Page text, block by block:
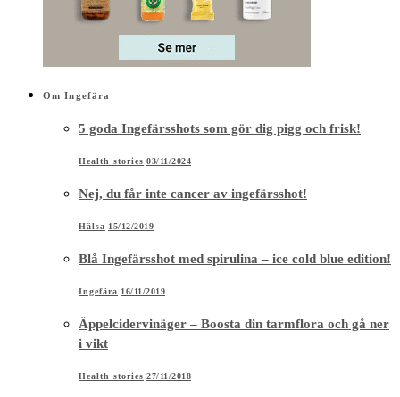
Om Ingefära
5 goda Ingefärsshots som gör dig pigg och frisk!
Health stories 03/11/2024
Nej, du får inte cancer av ingefärsshot!
Hälsa 15/12/2019
Blå Ingefärsshot med spirulina – ice cold blue edition!
Ingefära 16/11/2019
Äppelcidervinäger – Boosta din tarmflora och gå ner
i vikt
Health stories 27/11/2018